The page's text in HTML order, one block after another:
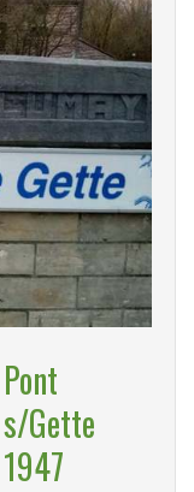
Pont
s/Gette
1947